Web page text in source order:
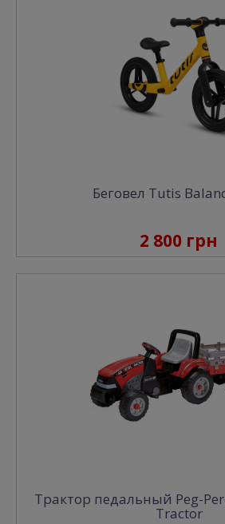
Беговел Tutis
2 800 грн
Трактор педальный Peg-
Tractor